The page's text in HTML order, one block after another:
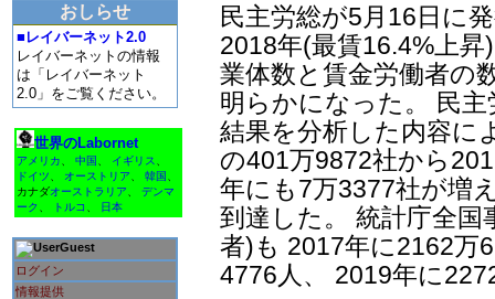
おしらせ
■レイバーネット2.0
レイバーネットの情報
は「レイバーネット
2.0」をご覧ください。
世界のLabornet
アメリカ 中国 イギリス
ドイツ
オーストリア 韓国
カナダオーストラリア
デンマ
ーク
トルコ 日本
Guest
ログイン
情報提供
民主労総が5月16日に
2018年(最賃16.4%上
業体数と賃金労働者の
明らかになった。 民
結果を分析した内容に
の401万9872社から
年にも7万3377社が増
到達した。 統計庁全国
者)も 2017年に2162万
4776人、 2019年に